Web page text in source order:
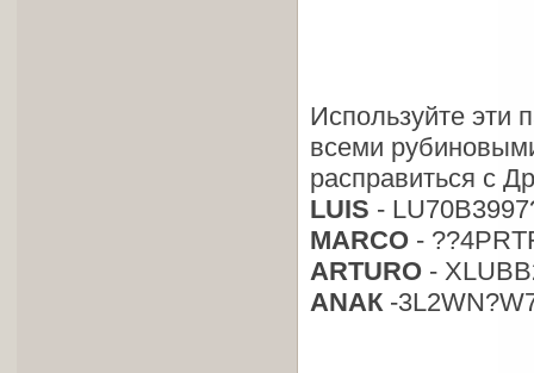
Используйте эти
всеми
расправиться с
LUIS -
MARCO -
ARTURO -
ANAК-